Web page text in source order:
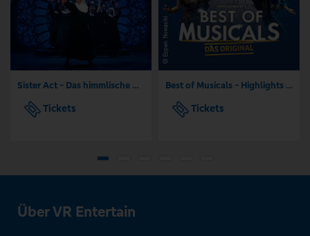
Sister Act - Das himmlische Musical
Tickets
Best of Musicals - Highlights aus über 20 Musicals
Tickets
Über VR Entertain